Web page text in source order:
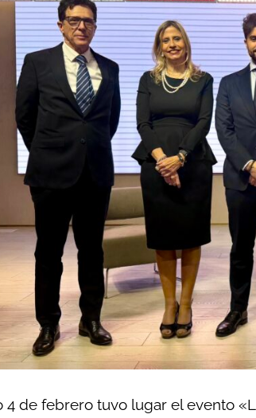
4 de febrero tuvo lugar el evento